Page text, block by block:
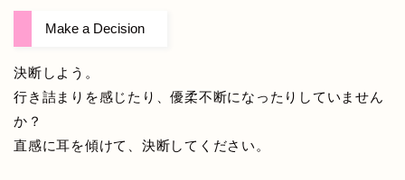
Make a Decision
決断しよう。
行き詰まりを感じたり、優柔不断になったりしていません
か？
直感に耳を傾けて、決断してください。